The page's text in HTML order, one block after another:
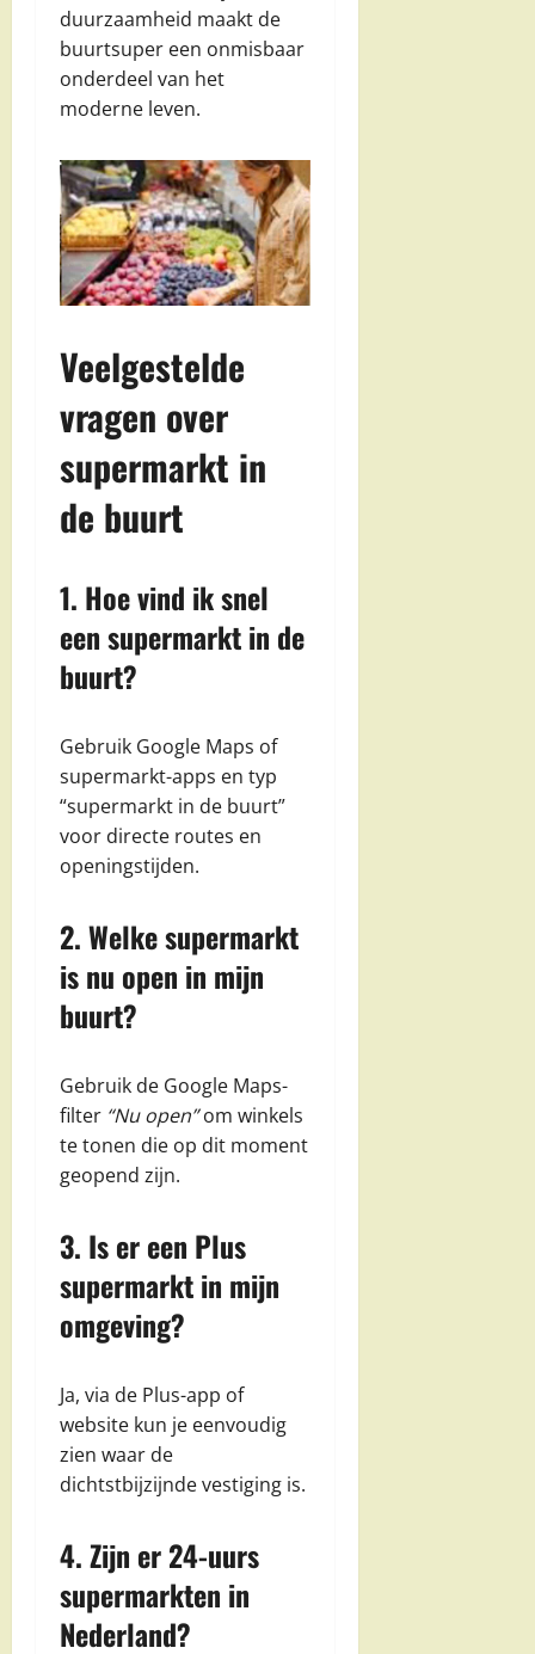
duurzaamheid maakt de
buurtsuper een onmisbaar
onderdeel van het
moderne leven.
Veelgestelde
vragen over
supermarkt in
de buurt
1. Hoe vind ik snel
een supermarkt in de
buurt?
Gebruik Google Maps of
supermarkt-apps en typ
“supermarkt in de buurt”
voor directe routes en
openingstijden.
2. Welke supermarkt
is nu open in mijn
buurt?
Gebruik de Google Maps-
filter “Nu open”om winkels
te tonen die op dit moment
geopend zijn.
3. Is er een Plus
supermarkt in mijn
omgeving?
Ja, via de Plus-app of
website kun je eenvoudig
zien waar de
dichtstbijzijnde vestiging is.
4. Zijn er 24-uurs
supermarkten in
Nederland?